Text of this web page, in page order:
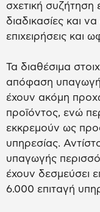
σχετική συζήτηση
διαδικασίες και
επιχειρήσεις και
Τα διαθέσιμα
απόφαση
έχουν ακόμη
προϊόντος, ενώ
εκκρεμούν ως
υπηρεσίας.
υπαγωγής
έχουν δεσμεύσει
6.000 επιταγή